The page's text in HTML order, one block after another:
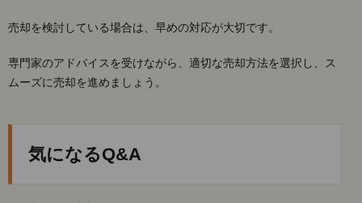
売却を検討している場合は、早めの対応が大切です。
専門家のアドバイスを受けながら、適切な売却方法を選択し、ス
ムーズに売却を進めましょう。
気になるQ&A